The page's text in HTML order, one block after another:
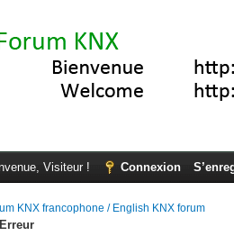
Visiteur ! Connexion
KNX francophone / English KNX forum
Erreur